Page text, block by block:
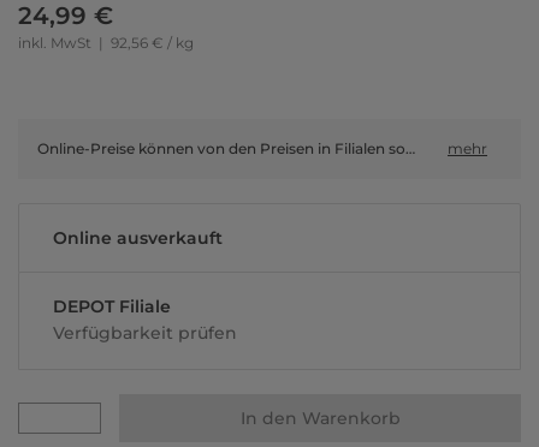
24,99 €
inkl. MwSt | 92,56 € / kg
Online-Preise können von den Preisen in Filialen sowie Shop-in-Shop-Flächen abweichen. mehr
Online ausverkauft
DEPOT Filiale
Verfügbarkeit prüfen
In den Warenkorb